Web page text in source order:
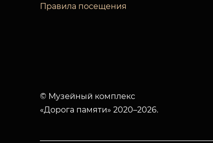
Правила посещения
© Музейный комплекс
«Дорога памяти» 2020–2026.